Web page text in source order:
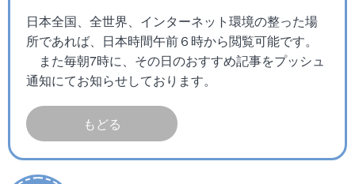
日本全国、全世界、インターネット環境の整った場
所であれば、日本時間午前６時から閲覧可能です。
また毎朝7時に、その日のおすすめ記事をプッシュ
通知にてお知らせしております。
もどる